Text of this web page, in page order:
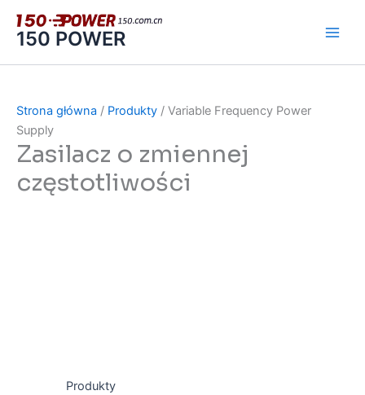
容
150 POWER
Strona główna / Produkty / Variable Frequency Power
Supply
Zasilacz o zmiennej
częstotliwości
Produkty